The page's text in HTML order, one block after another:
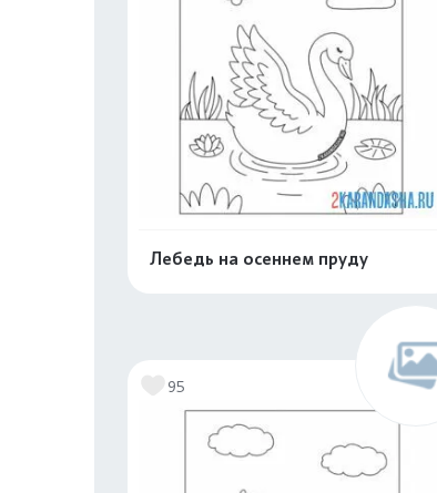
Лебедь на осеннем пруду
95